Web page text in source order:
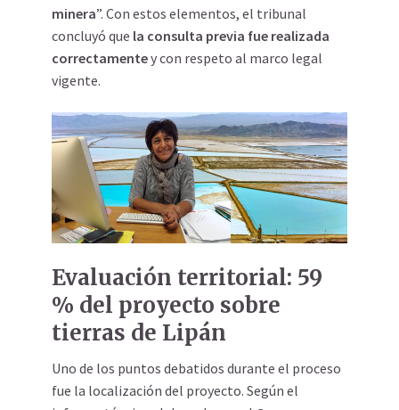
minera”. Con estos elementos, el tribunal
concluyó que la consulta previa fue realizada
correctamentey con respeto al marco legal
vigente.
Evaluación territorial: 59
% del proyecto sobre
tierras de Lipán
Uno de los puntos debatidos durante el proceso
fue la localización del proyecto. Según el